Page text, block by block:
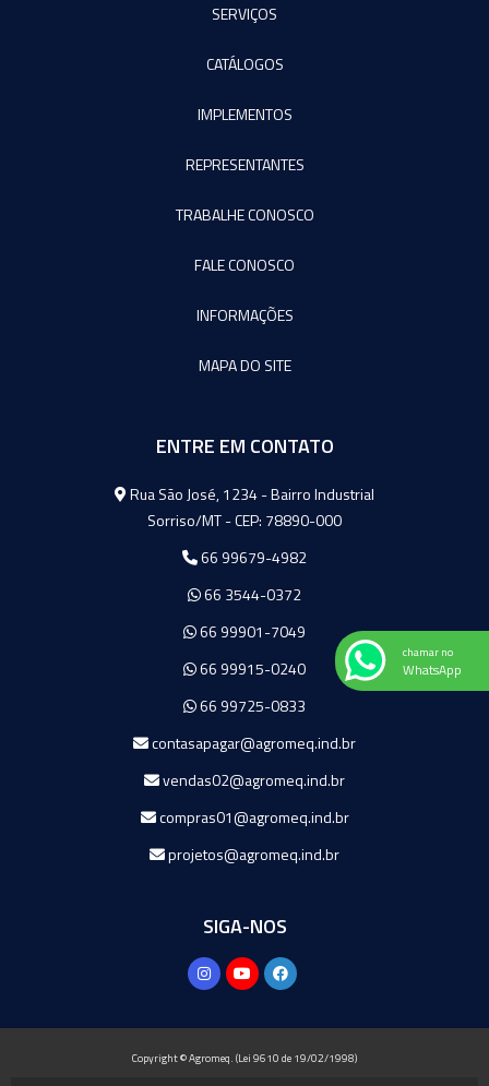
SERVIÇOS
CATÁLOGOS
IMPLEMENTOS
REPRESENTANTES
TRABALHE CONOSCO
FALE CONOSCO
INFORMAÇÕES
MAPA DO SITE
ENTRE EM CONTATO
Agromeq
Rua São José, 1234 - Bairro Industrial
Sorriso/MT - CEP: 78890-000
66 99679-4982
66 3544-0372
66 99901-7049
66 99915-0240
66 99725-0833
contasapagar@agromeq.ind.br
vendas02@agromeq.ind.br
compras01@agromeq.ind.br
projetos@agromeq.ind.br
SIGA-NOS
Copyright © Agromeq. (Lei 9610 de 19/02/1998)
chamar no
WhatsApp